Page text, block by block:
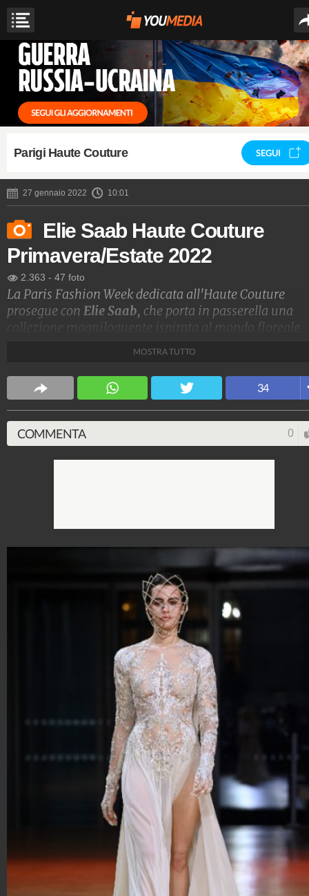
Parigi Haute Couture SEGUI
27 gennaio 2022 10:01
Elie Saab Haute Couture
Primavera/Estate 2022
2.363 - 47 foto
La Paris Fashion Week dedicata all'Haute Couture
prosegue con Elie Saab, che porta in passerella una
collezione magniloquente ispirata al mondo floreale.
Stile e trend
MOSTRA TUTTO
34
COMMENTA 0